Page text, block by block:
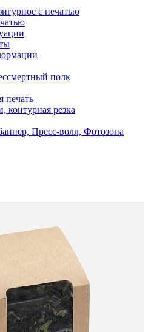
с печатью
полк
печать
контурная резка
Пресс-волл, Фотозона